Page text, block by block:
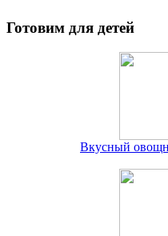
Готовим для детей
Вкусный